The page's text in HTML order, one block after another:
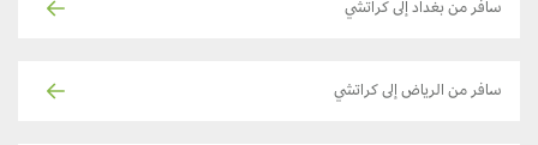
سافر من بغداد إلى كراتشي
سافر من الرياض إلى كراتشي